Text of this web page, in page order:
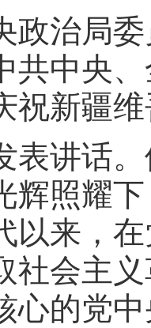
治局委
共中央
祝新疆
讲话。
辉照耀
以来，
社会主
心的党